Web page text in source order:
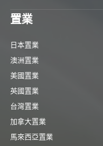
置業
日本置業
澳洲置業
美國置業
英國置業
台灣置業
加拿大置業
馬來西亞置業